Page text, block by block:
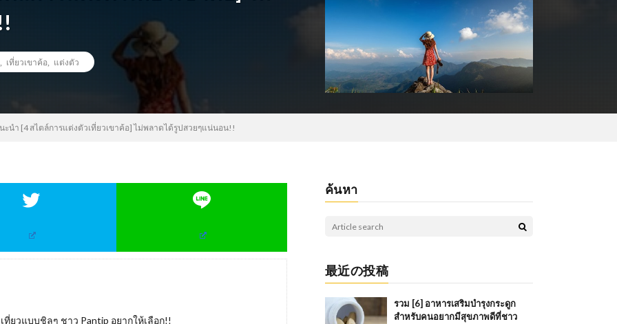
เที่ยวเขาค้อ แต่งตัว
ะนำ [4 สไตล์การแต่งตัวเที่ยวเขาค้อ] ไม่พลาดได้รูปสวยๆแน่นอน!!
ยวแบบชิลๆ ชาว Pantip อยากให้เลือก!!
ค้นหา
最近の投稿
รวม [6] อาหารเสริมบำรุงกระดูก
สำหรับคนอยากมีสุขภาพดีที่ชาว